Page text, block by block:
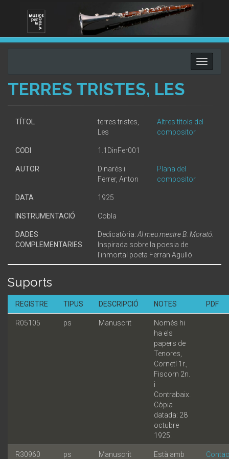
Toggle
TERRES TRISTES, LES
TÍTOL
terres tristes,
Les
Altres títols del
compositor
CODI 1.1DinFer001
AUTOR
Dinarés i
Ferrer, Anton
Plana del
compositor
DATA 1925
INSTRUMENTACIÓ Cobla
DADES
COMPLEMENTARIES
Dedicatòria: Al meu mestre B. Morató.
Inspirada sobre la poesia de
l'inmortal poeta Ferran Agulló.
Suports
REGISTRE TIPUS DESCRIPCIÓ NOTES PDF
R05105 ps Manuscrit
Només hi
ha els
papers de
Tenores,
Cornetí 1r.,
Fiscorn 2n.
i
Contrabaix.
Còpia
datada: 28
octubre
1925.
R30960 ps Manuscrit
Està amb